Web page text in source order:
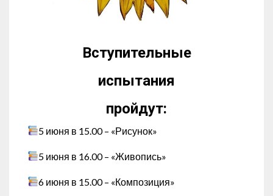
Вступительные
испытания
пройдут:
5 июня в 15.00 – «Рисунок»
5 июня в 16.00 – «Живопись»
6 июня в 15.00 – «Композиция»